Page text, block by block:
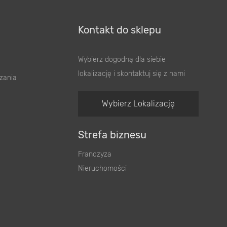
Kontakt do sklepu
Wybierz dogodną dla siebie
lokalizację i skontaktuj się z nami
Wybierz Lokalizację
Strefa biznesu
Franczyza
Nieruchomości